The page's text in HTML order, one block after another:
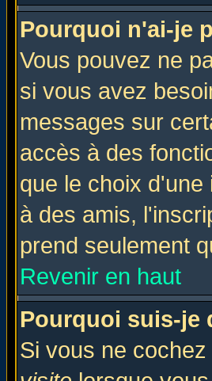
Pourquoi n'ai-je
Vous pouvez ne
si vous avez
messages sur
accès à des
que le choix
à des amis,
prend seulement
Revenir en haut
Pourquoi suis-je
Si vous ne